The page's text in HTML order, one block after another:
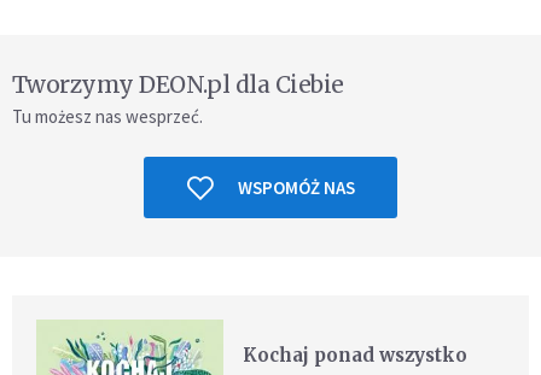
Tworzymy DEON.pl dla Ciebie
Tu możesz nas wesprzeć.
WSPOMÓŻ NAS
Kochaj ponad wszystko